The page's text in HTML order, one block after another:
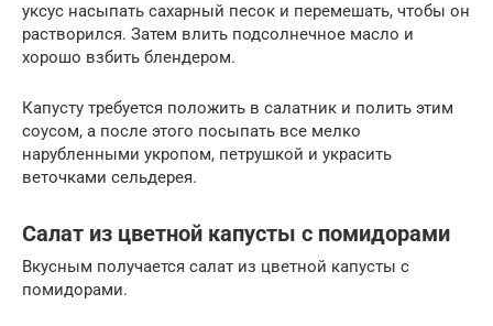
уксус насыпать сахарный песок и перемешать, чтобы он
растворился. Затем влить подсолнечное масло и
хорошо взбить блендером.
Капусту требуется положить в салатник и полить этим
соусом, а после этого посыпать все мелко
нарубленными укропом, петрушкой и украсить
веточками сельдерея.
Салат из цветной капусты с помидорами
Вкусным получается салат из цветной капусты с
помидорами.